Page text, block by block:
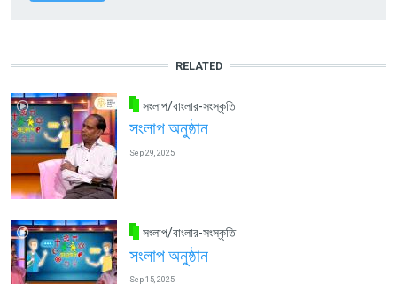
RELATED
সংলাপ/বাংলার-সংস্কৃতি
সংলাপ অনুষ্ঠান
Sep 29, 2025
সংলাপ/বাংলার-সংস্কৃতি
সংলাপ অনুষ্ঠান
Sep 15, 2025